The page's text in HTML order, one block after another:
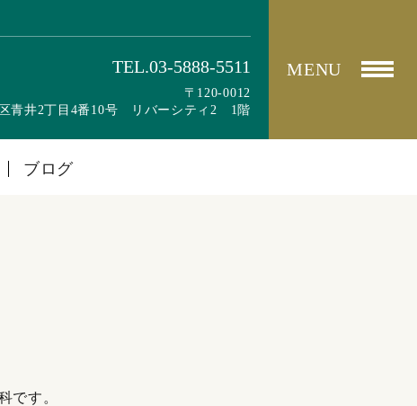
TEL.03-5888-5511
〒120-0012
青井2丁目4番10号 リバーシティ2 1階
MENU
ブログ
です。